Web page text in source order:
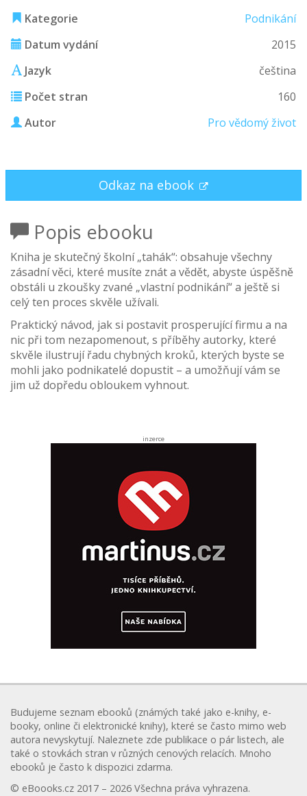
Kategorie
Podnikání
Datum vydání
2015
Jazyk
čeština
Počet stran
160
Autor
Pro vědomý život
Odkaz na ebook
Popis ebooku
Kniha je skutečný školní „tahák“: obsahuje všechny
zásadní věci, které musíte znát a vědět, abyste úspěšně
obstáli u zkoušky zvané „vlastní podnikání“ a ještě si
celý ten proces skvěle užívali.
Praktický návod, jak si postavit prosperující firmu a na
nic při tom nezapomenout, s příběhy autorky, které
skvěle ilustrují řadu chybných kroků, kterých byste se
mohli jako podnikatelé dopustit – a umožňují vám se
jim už dopředu obloukem vyhnout.
inzerce
Budujeme seznam ebooků (známých také jako e-knihy, e-
booky, online či elektronické knihy), které se často mimo web
autora nevyskytují. Naleznete zde publikace o pár listech, ale
také o stovkách stran v různých cenových relacích. Mnoho
ebooků je často k dispozici zdarma.
© eBoooks.cz 2017 – 2026 Všechna práva vyhrazena.